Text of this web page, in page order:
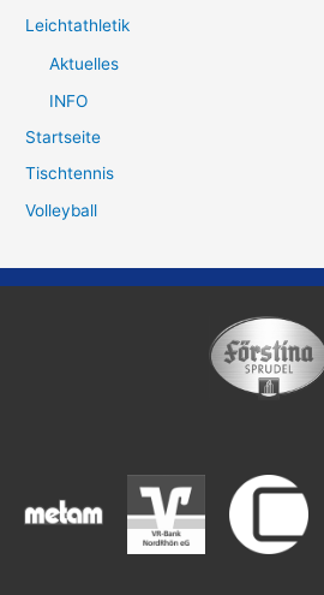
Leichtathletik
Aktuelles
INFO
Startseite
Tischtennis
Volleyball